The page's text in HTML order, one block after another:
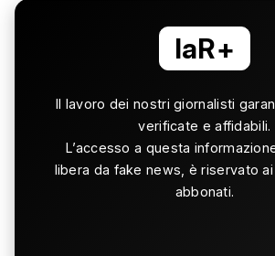
laR+
Il lavoro dei nostri giornalisti
verificate e affidabili.
L’accesso a questa
libera da fake news, è riservato
abbonati.